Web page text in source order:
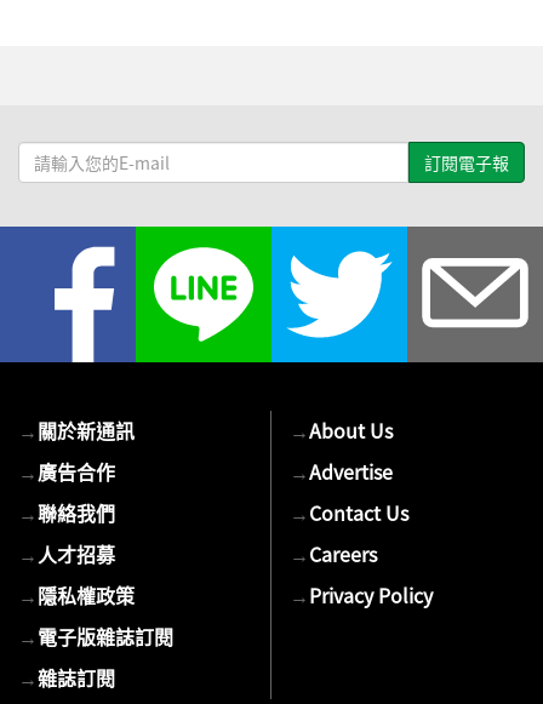
請
輸
→關於新通訊
→廣告合作
→聯絡我們
→人才招募
→隱私權政策
→電子版雜誌訂閱
→雜誌訂閱
→About Us
→Advertise
→Contact Us
→Careers
→Privacy Policy